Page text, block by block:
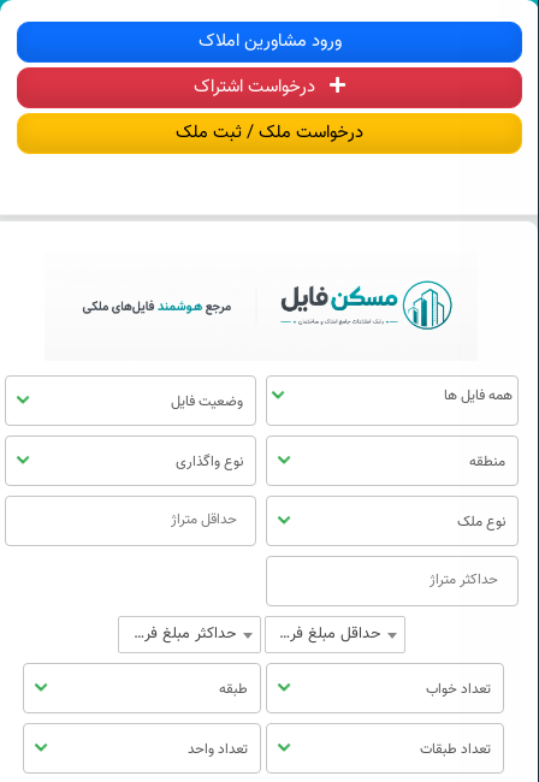
مسکن فایل | خرید، فروش، رهن و اجاره
ورود مشاورین املاک
درخواست اشتراک
درخواست ملک / ثبت ملک
مسکن
فایل
وضعیت فایل
منطقه نوع واگذاری
نوع ملک
حداقل مبلغ فروش حداکثر مبلغ فروش
تعداد خواب طبقه
تعداد طبقات تعداد واحد